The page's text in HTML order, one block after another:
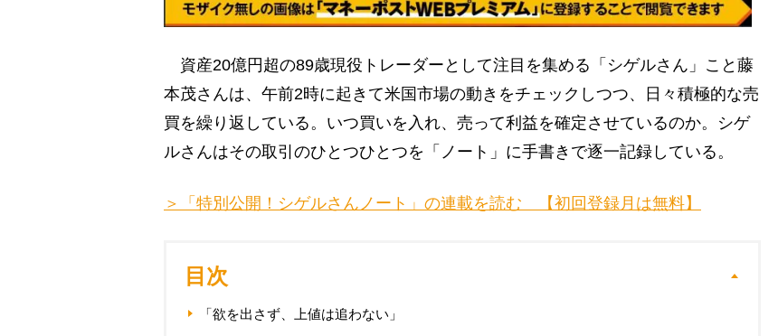
資産20億円超の89歳現役トレーダーとして注目を集める「シゲルさん」こと藤
本茂さんは、午前2時に起きて米国市場の動きをチェックしつつ、日々積極的な売
買を繰り返している。いつ買いを入れ、売って利益を確定させているのか。シゲ
ルさんはその取引のひとつひとつを「ノート」に手書きで逐一記録している。
＞「特別公開！シゲルさんノート」の連載を読む 【初回登録月は無料】
目次
「欲を出さず、上値は追わない」